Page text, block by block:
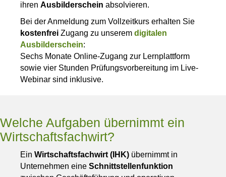
ihren Ausbilderschein absolvieren.
Bei der Anmeldung zum Vollzeitkurs erhalten Sie
kostenfrei Zugang zu unserem digitalen
Ausbilderschein:
Sechs Monate Online-Zugang zur Lernplattform
sowie vier Stunden Prüfungsvorbereitung im Live-
Webinar sind inklusive.
Welche Aufgaben übernimmt ein
Wirtschaftsfachwirt?
Ein Wirtschaftsfachwirt (IHK) übernimmt in
Unternehmen eine Schnittstellenfunktion